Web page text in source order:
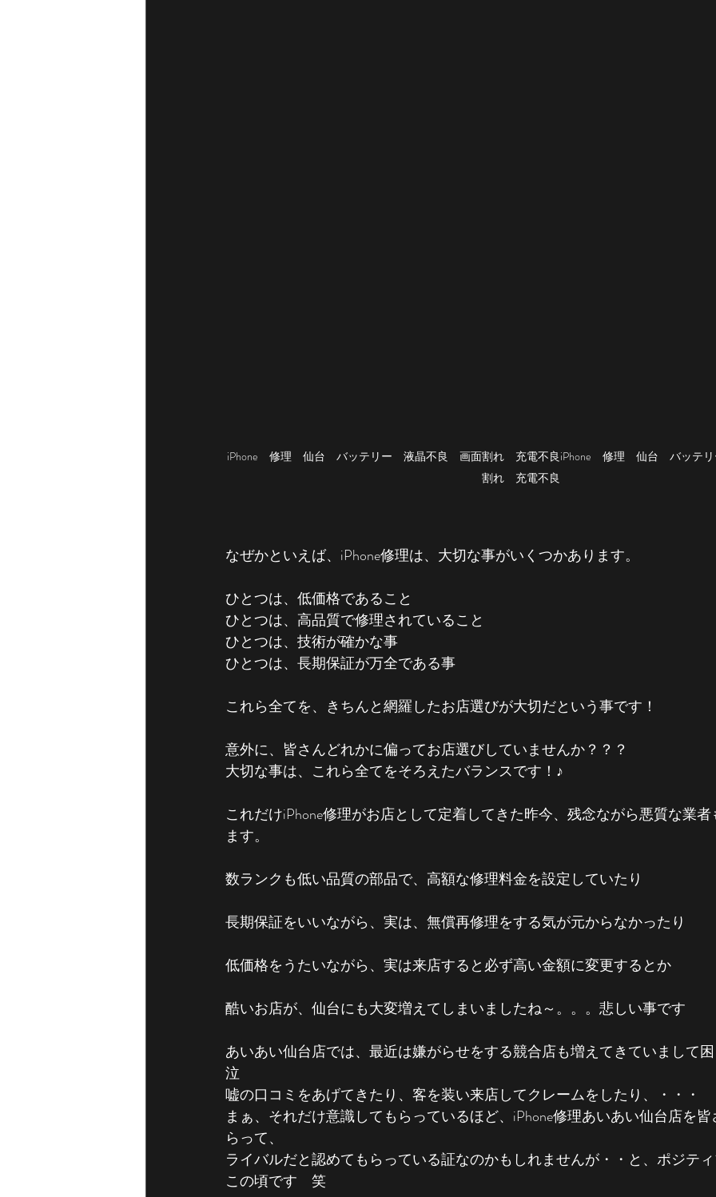
iPhone　修理　仙台　バッテリー　液晶不良　画面割れ　充電不良iPhone　修理　仙台　バッテ
割れ　充電不良
なぜかといえば、iPhone修理は、大切な事がいくつかあります。
ひとつは、低価格であること
ひとつは、高品質で修理されていること
ひとつは、技術が確かな事
ひとつは、長期保証が万全である事
これら全てを、きちんと網羅したお店選びが大切だという事です！
意外に、皆さんどれかに偏ってお店選びしていませんか？？？
大切な事は、これら全てをそろえたバランスです！♪
これだけiPhone修理がお店として定着してきた昨今、残念ながら悪質な業
ます。
数ランクも低い品質の部品で、高額な修理料金を設定していたり
長期保証をいいながら、実は、無償再修理をする気が元からなかったり
低価格をうたいながら、実は来店すると必ず高い金額に変更するとか
酷いお店が、仙台にも大変増えてしまいましたね～。。。悲しい事です
あいあい仙台店では、最近は嫌がらせをする競合店も増えてきていまして困
泣
嘘の口コミをあげてきたり、客を装い来店してクレームをしたり、・・・
まぁ、それだけ意識してもらっているほど、iPhone修理あいあい仙台店を
らって、
ライバルだと認めてもらっている証なのかもしれませんが・・と、ポジテ
この頃です　笑